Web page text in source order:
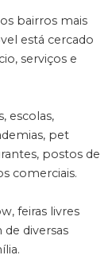
bairros mais
está cercado
serviços e
escolas,
pet
postos de
comerciais.
feiras livres
diversas